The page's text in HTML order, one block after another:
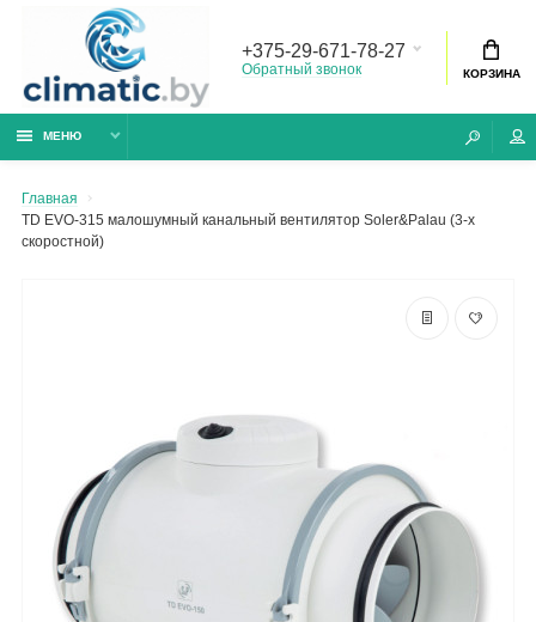
+375-29-671-78-27
Обратный звонок КОРЗИНА
МЕНЮ
Главная
TD EVO-315 малошумный канальный вентилятор Soler&Palau (3-х
скоростной)